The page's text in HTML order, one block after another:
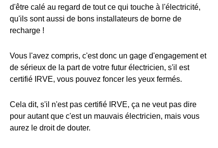
d'être calé au regard de tout ce qui touche à l'électricité,
qu'ils sont aussi de bons installateurs de borne de
recharge !
Vous l'avez compris, c'est donc un gage d'engagement et
de sérieux de la part de votre futur électricien, s'il est
certifié IRVE, vous pouvez foncer les yeux fermés.
Cela dit, s'il n'est pas certifié IRVE, ça ne veut pas dire
pour autant que c'est un mauvais électricien, mais vous
aurez le droit de douter.